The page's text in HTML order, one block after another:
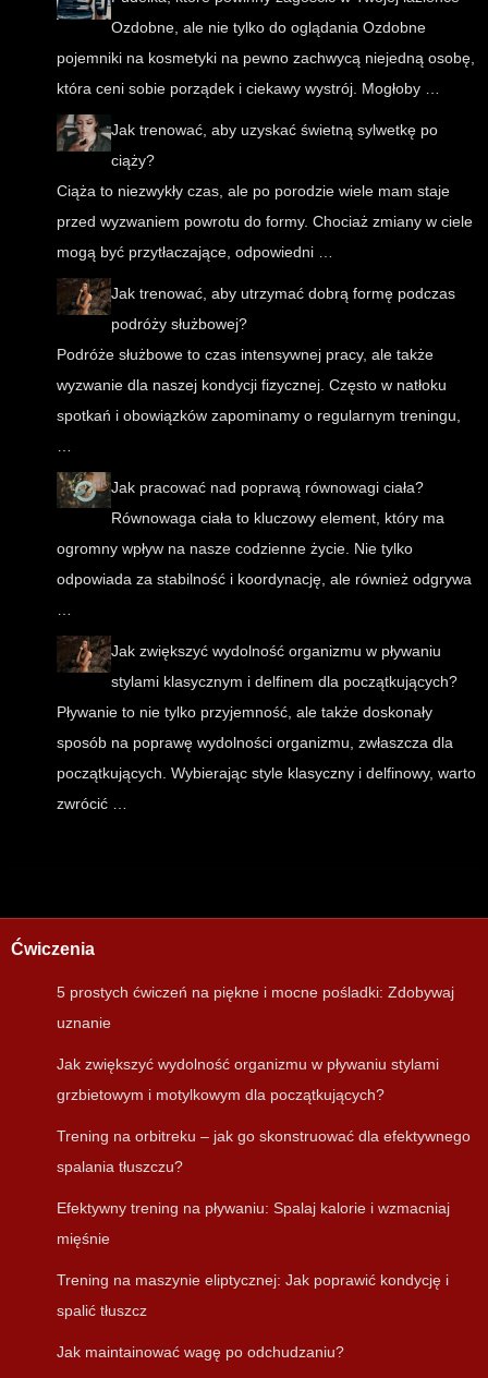
Ozdobne, ale nie tylko do oglądania Ozdobne
pojemniki na kosmetyki na pewno zachwycą niejedną osobę,
która ceni sobie porządek i ciekawy wystrój. Mogłoby …
Jak trenować, aby uzyskać świetną sylwetkę po
ciąży?
Ciąża to niezwykły czas, ale po porodzie wiele mam staje
przed wyzwaniem powrotu do formy. Chociaż zmiany w ciele
mogą być przytłaczające, odpowiedni …
Jak trenować, aby utrzymać dobrą formę podczas
podróży służbowej?
Podróże służbowe to czas intensywnej pracy, ale także
wyzwanie dla naszej kondycji fizycznej. Często w natłoku
spotkań i obowiązków zapominamy o regularnym treningu,
…
Jak pracować nad poprawą równowagi ciała?
Równowaga ciała to kluczowy element, który ma
ogromny wpływ na nasze codzienne życie. Nie tylko
odpowiada za stabilność i koordynację, ale również odgrywa
…
Jak zwiększyć wydolność organizmu w pływaniu
stylami klasycznym i delfinem dla początkujących?
Pływanie to nie tylko przyjemność, ale także doskonały
sposób na poprawę wydolności organizmu, zwłaszcza dla
początkujących. Wybierając style klasyczny i delfinowy, warto
zwrócić …
Ćwiczenia
5 prostych ćwiczeń na piękne i mocne pośladki: Zdobywaj
uznanie
Jak zwiększyć wydolność organizmu w pływaniu stylami
grzbietowym i motylkowym dla początkujących?
Trening na orbitreku – jak go skonstruować dla efektywnego
spalania tłuszczu?
Efektywny trening na pływaniu: Spalaj kalorie i wzmacniaj
mięśnie
Trening na maszynie eliptycznej: Jak poprawić kondycję i
spalić tłuszcz
Jak maintainować wagę po odchudzaniu?